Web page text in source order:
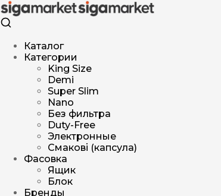
Каталог
Категории
King Size
Demi
Super Slim
Nano
Без фильтра
Duty-Free
Электронные
Смакові (капсула)
Фасовка
Ящик
Блок
Бренды